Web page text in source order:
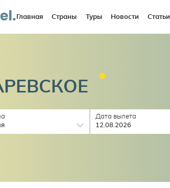
Главная Страны Туры Новости Статьи
Дата вылета
12.08.2026